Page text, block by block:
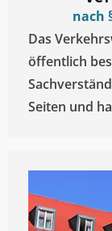
nach
Das
öffentlich
Seiten und